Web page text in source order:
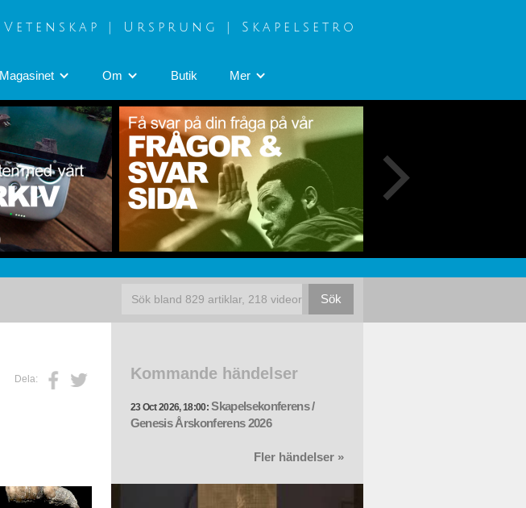
Vetenskap | Ursprung | Skapelsetro
Magasinet Om Butik Mer
Dela: Kommande händelser
23 Oct 2026, 18:00: Skapelsekonferens /
Genesis Årskonferens 2026
Fler händelser »